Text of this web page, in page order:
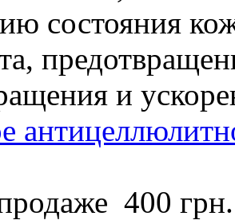
состояния
и
400